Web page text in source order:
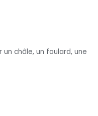
châle, un foulard, une